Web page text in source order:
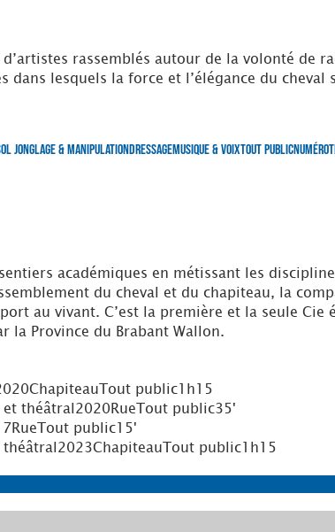
rassemblés autour de la volonté de
dans lesquels la force et l’élégance du
Jonglage & ManipulationDressageMusique & VoixTout PublicNuméro
académiques en métissant les
du cheval et du chapiteau, la
au vivant. C’est la première et la seule
la Province du Brabant Wallon.
ChapiteauTout public1h15
théâtral2020RueTout public35'
RueTout public15'
2023ChapiteauTout public1h15